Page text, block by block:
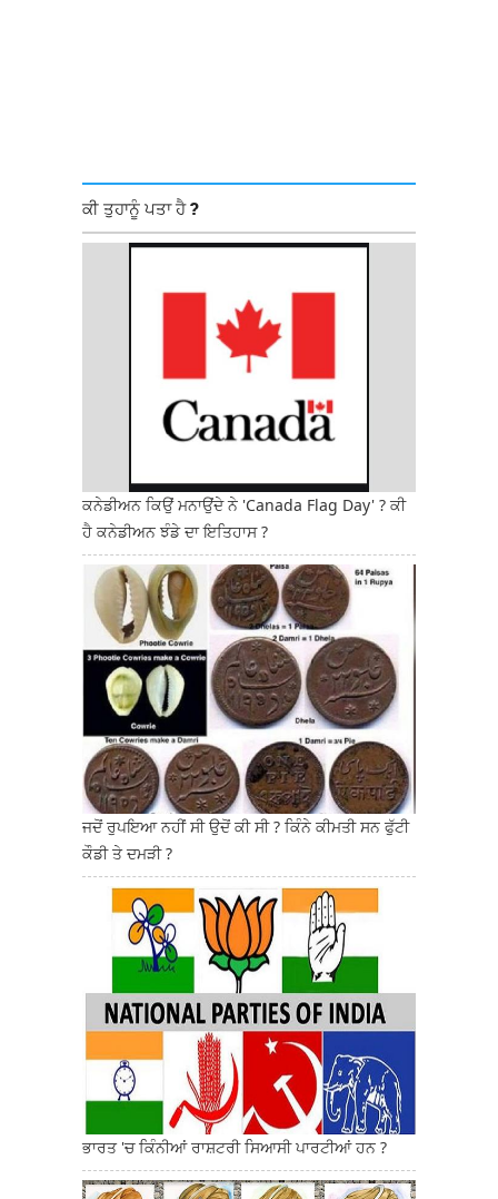
ਕੀ ਤੁਹਾਨੂੰ ਪਤਾ ਹੈ ?
ਕਨੇਡੀਅਨ ਕਿਉਂ ਮਨਾਉਂਦੇ ਨੇ 'Canada Flag Day' ? ਕੀ
ਹੈ ਕਨੇਡੀਅਨ ਝੰਡੇ ਦਾ ਇਤਿਹਾਸ ?
ਜਦੋਂ ਰੁਪਇਆ ਨਹੀਂ ਸੀ ਉਦੋਂ ਕੀ ਸੀ ? ਕਿੰਨੇ ਕੀਮਤੀ ਸਨ ਫੁੱਟੀ
ਕੌਡੀ ਤੇ ਦਮੜੀ ?
ਭਾਰਤ 'ਚ ਕਿੰਨੀਆਂ ਰਾਸ਼ਟਰੀ ਸਿਆਸੀ ਪਾਰਟੀਆਂ ਹਨ ?